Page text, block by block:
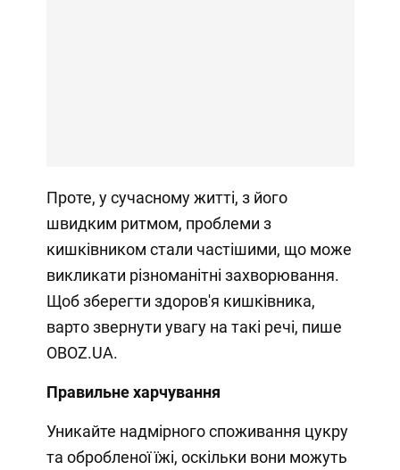
Проте, у сучасному житті, з його
швидким ритмом, проблеми з
кишківником стали частішими, що може
викликати різноманітні захворювання.
Щоб зберегти здоров'я кишківника,
варто звернути увагу на такі речі, пише
OBOZ.UA.
Правильне харчування
Уникайте надмірного споживання цукру
та обробленої їжі, оскільки вони можуть